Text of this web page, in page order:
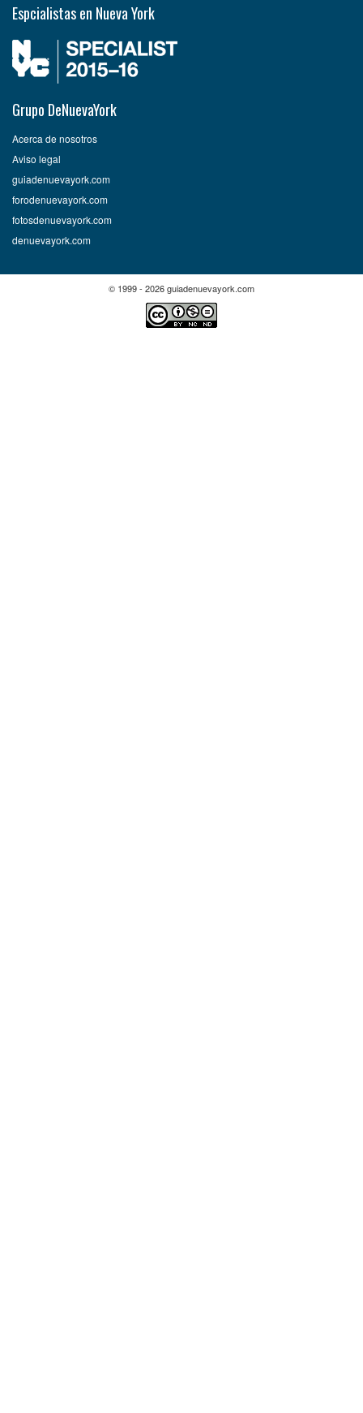
Espcialistas en Nueva York
Grupo DeNuevaYork
Acerca de nosotros
Aviso legal
guiadenuevayork.com
forodenuevayork.com
fotosdenuevayork.com
denuevayork.com
© 1999 - 2026 guiadenuevayork.com